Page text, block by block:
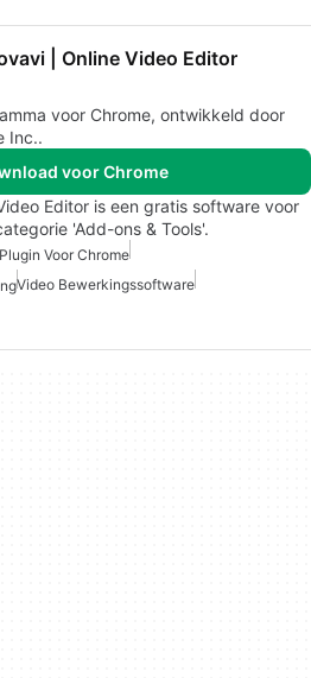
| Online Video Editor
voor Chrome, ontwikkeld door
Inc..
voor Chrome
Editor is een gratis software voor
'Add-ons & Tools'.
Voor Chrome
Video Bewerkingssoftware